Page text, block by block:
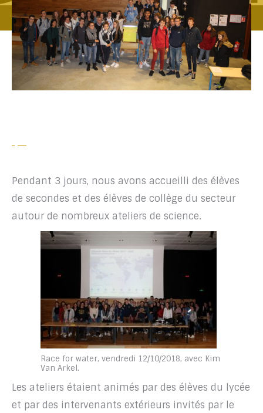
Pendant 3 jours, nous avons accueilli des élèves
de secondes et des élèves de collège du secteur
autour de nombreux ateliers de science.
Race for water, vendredi 12/10/2018, avec Kim
Van Arkel.
Les ateliers étaient animés par des élèves du lycée
et par des intervenants extérieurs invités par le